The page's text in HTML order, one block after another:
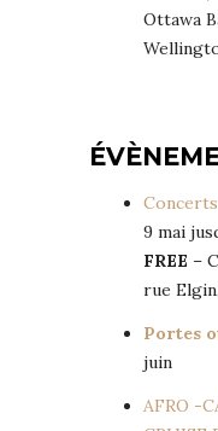
Ottawa
9 mai
FREE –
rue
Portes
juin
AFRO -